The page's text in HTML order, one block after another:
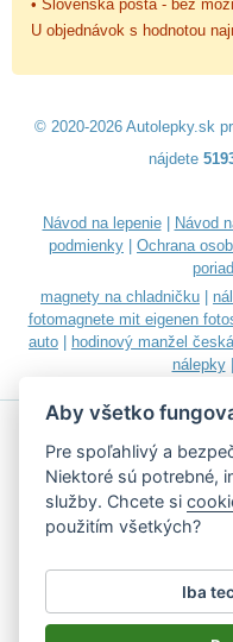
• Slovenská pošta - bez
U objednávok s hodnotou
© 2020-2026 Autolepky.sk
nájdete
Návod na lepenie| Návod
podmienky
Ochrana
magnety na chladničku
fotomagnete mit eigenen
auto
hodinový manžel
nálepky|
Akceptujeme
Podľa zákona o evidencii
Aby všetko
Pre spoľahlivý a
Niektoré sú potrebné,
služby. Chcete si
použitím všetkých?
Iba